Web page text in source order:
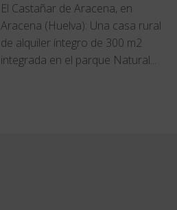
El Castañar de Aracena, en
Aracena (Huelva): Una casa rural
de alquiler íntegro de 300 m2
integrada en el parque Natural...